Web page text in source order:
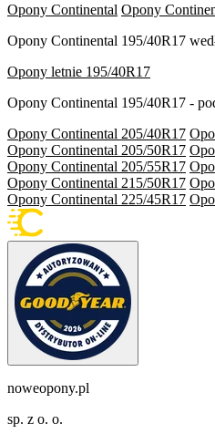
Opony Continental Opony
Opony Continental 195/40R17
Opony letnie 195/40R17
Opony Continental 195/40R17 -
Opony Continental 205/40R17
Opony Continental 205/50R17
Opony Continental 205/55R17
Opony Continental 215/50R17
Opony Continental 225/45R17
noweopony.pl
sp. z o. o.